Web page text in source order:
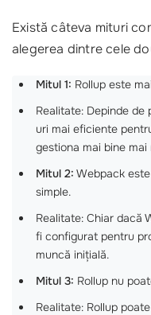
Există câteva mituri
alegerea dintre cele
Mitul 1: Rollup este
Realitate: Depinde de
uri mai eficiente
gestiona mai bine
Mitul 2: Webpack
simple.
Realitate: Chiar dacă
fi configurat pentru
muncă inițială.
Mitul 3: Rollup nu
Realitate: Rollup